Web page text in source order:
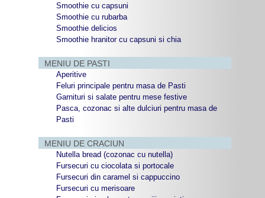
Smoothie cu capsuni
Smoothie cu rubarba
Smoothie delicios
Smoothie hranitor cu capsuni si chia
MENIU DE PASTI
Aperitive
Feluri principale pentru masa de Pasti
Garnituri si salate pentru mese festive
Pasca, cozonac si alte dulciuri pentru masa de
Pasti
MENIU DE CRACIUN
Nutella bread (cozonac cu nutella)
Fursecuri cu ciocolata si portocale
Fursecuri din caramel si cappuccino
Fursecuri cu merisoare